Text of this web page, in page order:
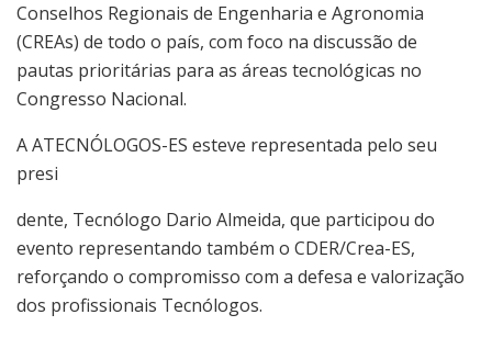
Conselhos Regionais de Engenharia e Agronomia
(CREAs) de todo o país, com foco na discussão de
pautas prioritárias para as áreas tecnológicas no
Congresso Nacional.
A ATECNÓLOGOS-ES esteve representada pelo seu
presi
dente, Tecnólogo Dario Almeida, que participou do
evento representando também o CDER/Crea-ES,
reforçando o compromisso com a defesa e valorização
dos profissionais Tecnólogos.